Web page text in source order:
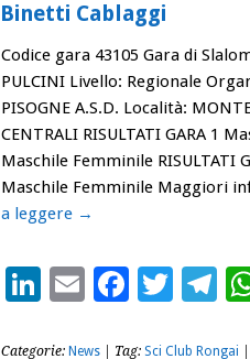
Binetti Cablaggi
Codice gara 43105 Gara di
PULCINI Livello: Regionale
PISOGNE A.S.D. Località:
CENTRALI RISULTATI GARA 1
Maschile Femminile RISULTATI
Maschile Femminile Maggiori
a leggere →
LinkedIn
Email
Categorie: News| Tag: Sci Club Rongai